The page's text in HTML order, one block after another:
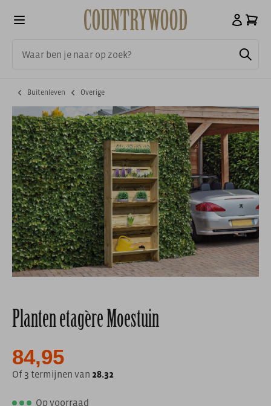
Buitenleven Overige
Planten etagère Moestuin
84,95
Of 3 termijnen van 28.32
Op voorraad